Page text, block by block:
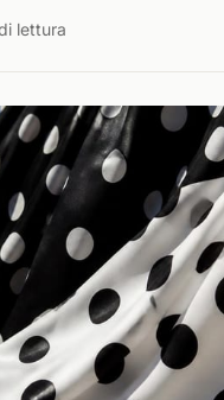
lettura